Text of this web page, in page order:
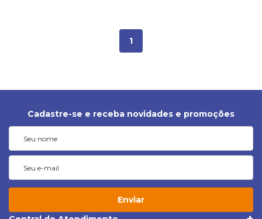
1
Cadastre-se e receba novidades e promoções
Enviar